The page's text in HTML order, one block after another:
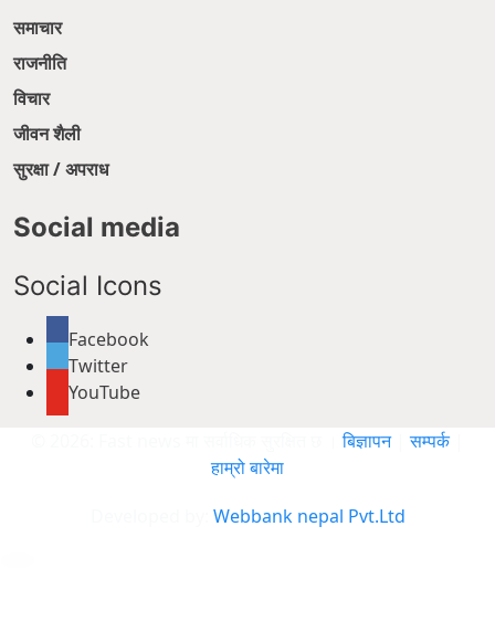
समाचार
राजनीति
विचार
जीवन शैली
सुरक्षा / अपराध
Social media
Social Icons
Facebook
Twitter
YouTube
© 2026: Fast news मा सर्वाधिक सुरक्षित छ ।बिज्ञापन|सम्पर्क
हाम्रो बारेमा
Webbank nepal Pvt.Ltd